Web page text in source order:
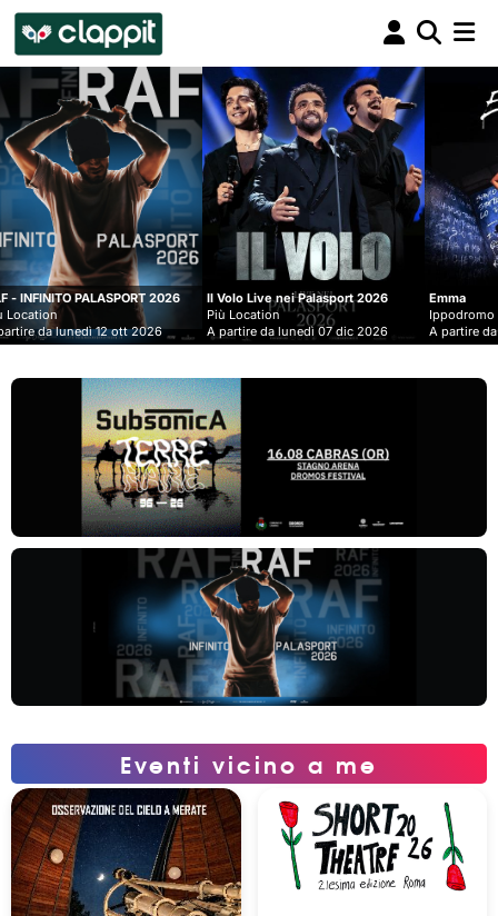
Clappit
biglietteria
2026
Il Volo Live nei Palasport 2026
Più Location
A partire da lunedì 07 dic 2026
Emma
Ippodromo Snai - San Siro
A partire da mercoledì 09 set 2026
Eventi vicino a me